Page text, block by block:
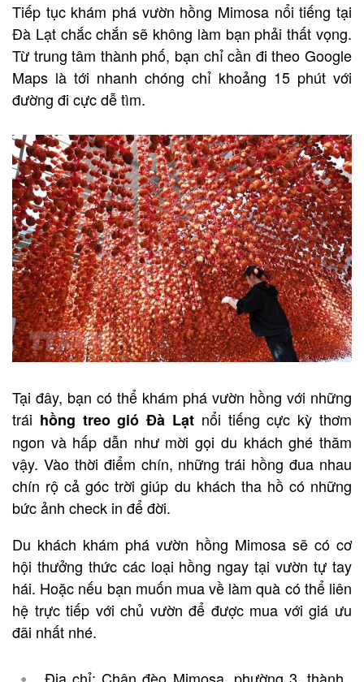
Tiếp tục khám phá vườn hồng Mimosa nổi tiếng tại
Đà Lạt chắc chắn sẽ không làm bạn phải thất vọng.
Từ trung tâm thành phố, bạn chỉ cần đi theo Google
Maps là tới nhanh chóng chỉ khoảng 15 phút với
đường đi cực dễ tìm.
Tại đây, bạn có thể khám phá vườn hồng với những
trái hồng treo gió Đà Lạt nổi tiếng cực kỳ thơm
ngon và hấp dẫn như mời gọi du khách ghé thăm
vậy. Vào thời điểm chín, những trái hồng đua nhau
chín rộ cả góc trời giúp du khách tha hồ có những
bức ảnh check in để đời.
Du khách khám phá vườn hồng Mimosa sẽ có cơ
hội thưởng thức các loại hồng ngay tại vườn tự tay
hái. Hoặc nếu bạn muốn mua về làm quà có thể liên
hệ trực tiếp với chủ vườn để được mua với giá ưu
đãi nhất nhé.
Địa chỉ: Chân đèo Mimosa, phường 3, thành